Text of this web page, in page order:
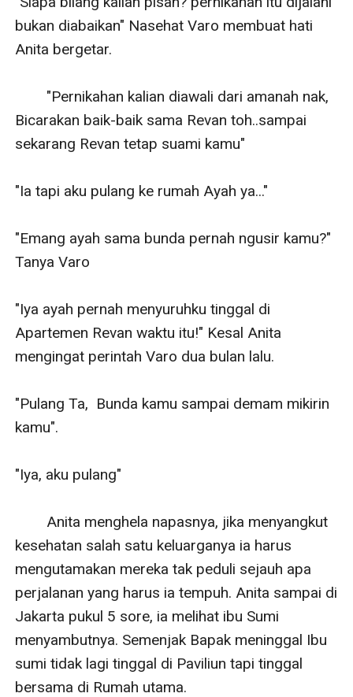
bukan diabaikan" Nasehat Varo membuat hati
Anita bergetar.
"Pernikahan kalian diawali dari amanah nak,
Bicarakan baik-baik sama Revan toh..sampai
sekarang Revan tetap suami kamu"
"Ia tapi aku pulang ke rumah Ayah ya..."
"Emang ayah sama bunda pernah ngusir kamu?"
Tanya Varo
"Iya ayah pernah menyuruhku tinggal di
Apartemen Revan waktu itu!" Kesal Anita
mengingat perintah Varo dua bulan lalu.
"Pulang Ta,  Bunda kamu sampai demam mikirin
kamu".
"Iya, aku pulang"
Anita menghela napasnya, jika menyangkut
kesehatan salah satu keluarganya ia harus
mengutamakan mereka tak peduli sejauh apa
perjalanan yang harus ia tempuh. Anita sampai di
Jakarta pukul 5 sore, ia melihat ibu Sumi
menyambutnya. Semenjak Bapak meninggal Ibu
sumi tidak lagi tinggal di Paviliun tapi tinggal
bersama di Rumah utama.